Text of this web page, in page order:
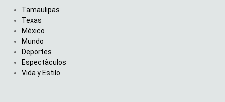
Tamaulipas
Texas
México
Mundo
Deportes
Espectàculos
Vida y Estilo